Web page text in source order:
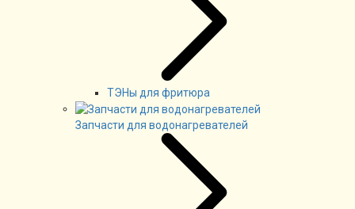
ТЭНы для фритюра
Запчасти для водонагревателей